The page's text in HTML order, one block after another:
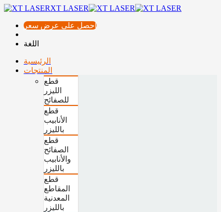
XT LASER
احصل على عرض سعر
اللغة
الرئيسية
المنتجات
قطع
الليزر
للصفائح
قطع
الأنابيب
بالليزر
قطع
الصفائح
والأنابيب
بالليزر
قطع
المقاطع
المعدنية
بالليزر